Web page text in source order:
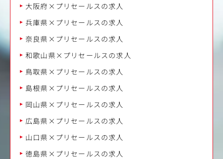
大阪府×プリセールスの求人
兵庫県×プリセールスの求人
奈良県×プリセールスの求人
和歌山県×プリセールスの求人
鳥取県×プリセールスの求人
島根県×プリセールスの求人
岡山県×プリセールスの求人
広島県×プリセールスの求人
山口県×プリセールスの求人
徳島県×プリセールスの求人